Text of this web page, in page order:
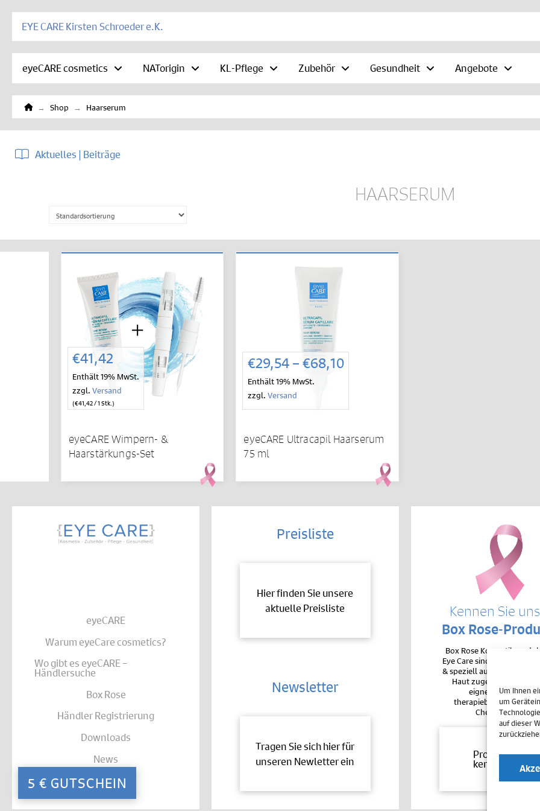
Um Ihnen
um
auf dieser
EYE CARE Kirsten Schroeder e.K.
eyeCARE cosmetics NATorigin KL-Pflege Zubehör Gesundheit Angebote
Home
→ Shop → Haarserum
Aktuelles | Beiträge
5 € GUTSCHEIN
HAARSERUM
€41,42
Enthält 19% MwSt.
zzgl. Versand
(€41,42/ 1 Stk.)
IN DEN
WARENKORB
eyeCARE Wimpern- &
Haarstärkungs-Set
€29,54 – €68,10Preisspanne:
Enthält 19% MwSt.
zzgl. Versand
eyeCARE Ultracapil Haarserum
75 ml
eyeCARE
Warum eyeCare cosmetics?
Wo gibt es eyeCARE –
Händlersuche
Box Rose
Händler Registrierung
Downloads
News
Kontakt
Preisliste
Hier finden Sie unsere
aktuelle Preisliste
Newsletter
Tragen Sie sich hier für
unseren Newletter ein
Kennen Sie
Box Rose-
Box Rose
Eye Care sind sehr
& speziell auf die
Haut zugeschnitten.
eignen sie sich auch
therapiebegleitend bei
Chemotherapie.
Produkte
kennenlernen